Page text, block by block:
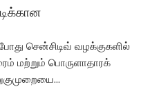
சென்சிடிவ் வழக்குகளில்
மற்றும் பொருளாதாரக்